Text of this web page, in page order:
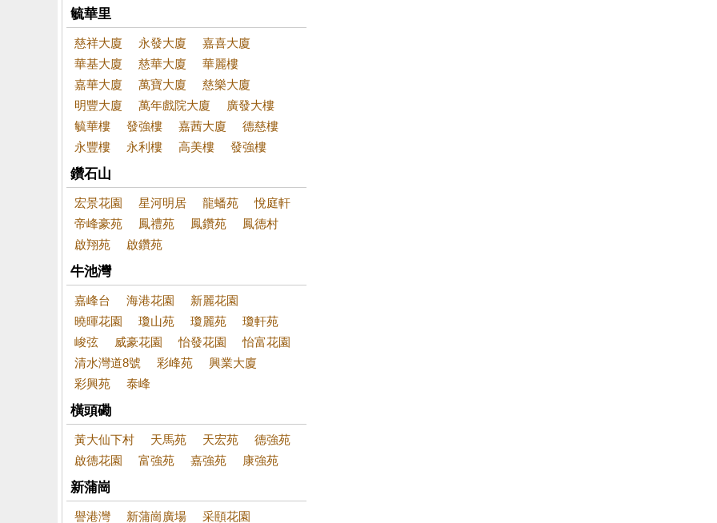
毓華里
慈祥大廈 永發大廈
嘉喜大廈
華基大廈
慈華大廈
華麗樓
嘉華大廈
萬寶大廈
慈樂大廈
明豐大廈
萬年戲院大廈
廣發大樓
毓華樓
發強樓 嘉茜大廈
德慈樓
永豐樓
永利樓 高美樓 發強樓
鑽石山
宏景花園 星河明居 龍蟠苑
悅庭軒
帝峰豪苑
鳳禮苑 鳳鑽苑
鳳德村
啟翔苑
啟鑽苑
牛池灣
嘉峰台 海港花園
新麗花園
曉暉花園
瓊山苑 瓊麗苑
瓊軒苑
峻弦
威豪花園 怡發花園
怡富花園
清水灣道8號
彩峰苑
興業大廈
彩興苑
泰峰
橫頭磡
黃大仙下村 天馬苑 天宏苑
德強苑
啟德花園
富強苑 嘉強苑 康強苑
新蒲崗
譽港灣 新蒲崗廣場
采頤花園